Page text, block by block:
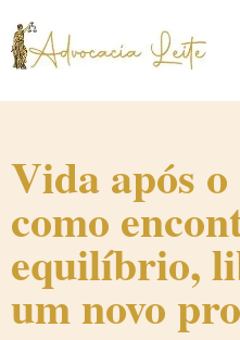
Vida após
como
equilíbrio,
um novo